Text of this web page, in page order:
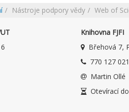
Nástroje podpory vědy Web of
Knihovna FJFI
Břehová 7,
770 127
Martin Ollé
Otevírací